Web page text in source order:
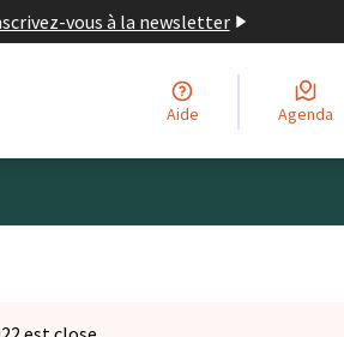
vous à la newsletter
Aide Agenda